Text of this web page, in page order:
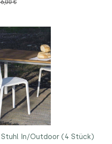
€
Stuhl In/Outdoor (4 Stück)